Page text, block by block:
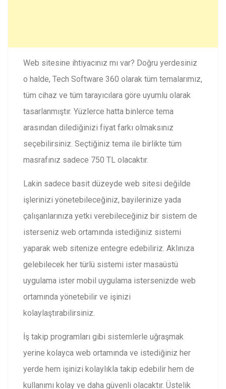
Web sitesine ihtiyacınız mı var? Doğru yerdesiniz
o halde, Tech Software 360 olarak tüm temalarımız,
tüm cihaz ve tüm tarayıcılara göre uyumlu olarak
tasarlanmıştır. Yüzlerce hatta binlerce tema
arasından dilediğinizi fiyat farkı olmaksınız
seçebilirsiniz. Seçtiğiniz tema ile birlikte tüm
masrafınız sadece 750 TL olacaktır.
Lakin sadece basit düzeyde web sitesi değilde
işlerinizi yönetebileceğiniz, bayilerinize yada
çalışanlarınıza yetki verebileceğiniz bir sistem de
isterseniz web ortamında istediğiniz sistemi
yaparak web sitenize entegre edebiliriz. Aklınıza
gelebilecek her türlü sistemi ister masaüstü
uygulama ister mobil uygulama istersenizde web
ortamında yönetebilir ve işinizi
kolaylaştırabilirsiniz.
İş takip programları gibi sistemlerle uğraşmak
yerine kolayca web ortamında ve istediğiniz her
yerde hem işinizi kolaylıkla takip edebilir hem de
kullanımı kolay ve daha güvenli olacaktır. Üstelik